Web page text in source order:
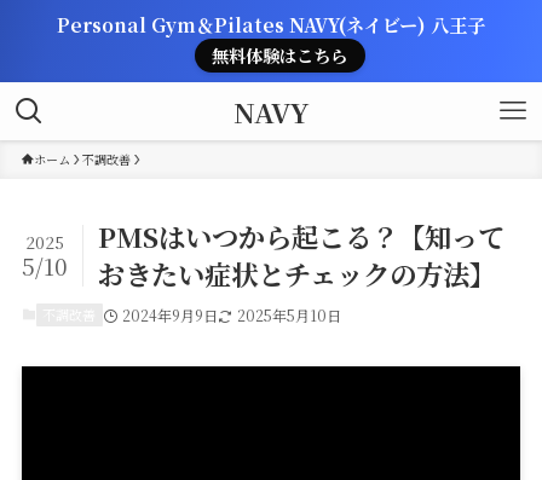
Personal Gym＆Pilates NAVY(ネイビー) 八王子
無料体験はこちら
NAVY
ホーム 不調改善
PMSはいつから起こる？【知って
おきたい症状とチェックの方法】
2025
5/10
2024年9月9日 2025年5月10日